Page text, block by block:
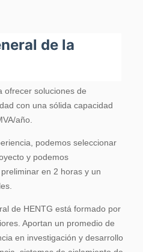
de la
ofrecer soluciones de
con una sólida capacidad
año.
podemos seleccionar
y podemos
en 2 horas y un
de HENTG está formado por
Aportan un promedio de
en investigación y desarrollo